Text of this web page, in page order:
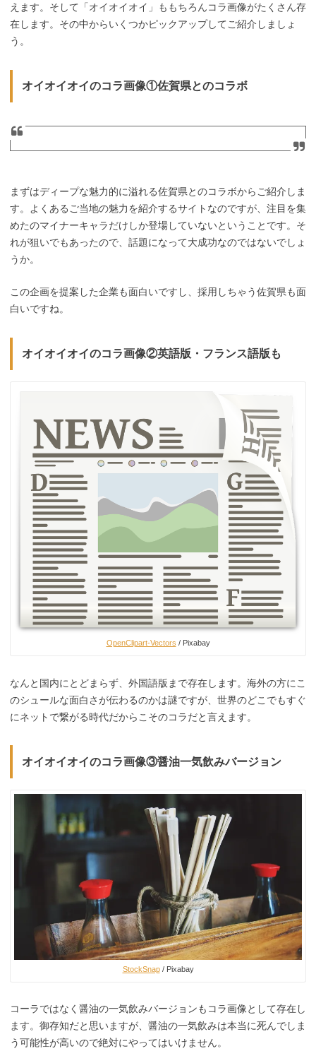
えます。そして「オイオイオイ」ももちろんコラ画像がたくさん存
在します。その中からいくつかピックアップしてご紹介しましょ
う。
オイオイオイのコラ画像①佐賀県とのコラボ
まずはディープな魅力的に溢れる佐賀県とのコラボからご紹介しま
す。よくあるご当地の魅力を紹介するサイトなのですが、注目を集
めたのマイナーキャラだけしか登場していないということです。そ
れが狙いでもあったので、話題になって大成功なのではないでしょ
うか。
この企画を提案した企業も面白いですし、採用しちゃう佐賀県も面
白いですね。
オイオイオイのコラ画像②英語版・フランス語版も
OpenClipart-Vectors / Pixabay
なんと国内にとどまらず、外国語版まで存在します。海外の方にこ
のシュールな面白さが伝わるのかは謎ですが、世界のどこでもすぐ
にネットで繋がる時代だからこそのコラだと言えます。
オイオイオイのコラ画像③醤油一気飲みバージョン
StockSnap/ Pixabay
コーラではなく醤油の一気飲みバージョンもコラ画像として存在し
ます。御存知だと思いますが、醤油の一気飲みは本当に死んでしま
う可能性が高いので絶対にやってはいけません。